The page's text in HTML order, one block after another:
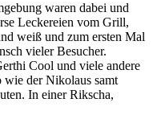
waren dabei und
Leckereien vom Grill,
weiß und zum ersten Mal
vieler Besucher.
Cool und viele andere
wie der Nikolaus samt
In einer Rikscha,